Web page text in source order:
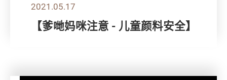
2021.05.17
【爹哋妈咪注意 - 儿童颜料安全】